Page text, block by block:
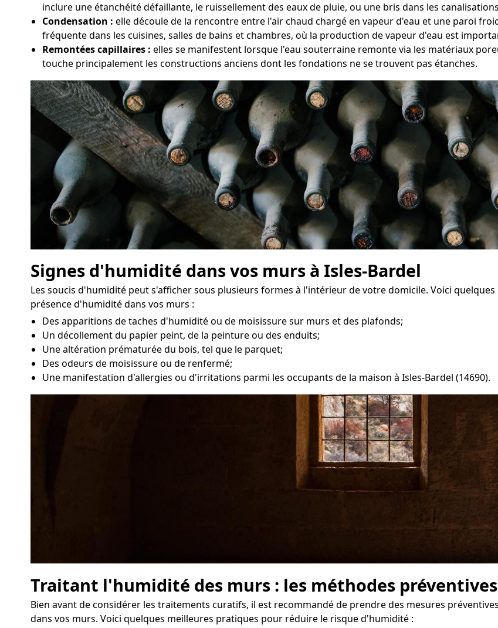
inclure une étanchéité défaillante, le ruissellement des eaux de pluie, ou une bris dans les
Condensation : elle découle de la rencontre entre l'air chaud chargé en vapeur d'eau et une paroi
fréquente dans les cuisines, salles de bains et chambres, où la production de vapeur d'eau est
Remontées capillaires : elles se manifestent lorsque l'eau souterraine remonte via les matériaux
touche principalement les constructions anciens dont les fondations ne se trouvent pas étanches.
Signes d'humidité dans vos murs à Isles-Bardel
Les soucis d'humidité peut s'afficher sous plusieurs formes à l'intérieur de votre domicile. Voici
présence d'humidité dans vos murs :
Des apparitions de taches d'humidité ou de moisissure sur murs et des plafonds;
Un décollement du papier peint, de la peinture ou des enduits;
Une altération prématurée du bois, tel que le parquet;
Des odeurs de moisissure ou de renfermé;
Une manifestation d'allergies ou d'irritations parmi les occupants de la maison à Isles-Bardel (14690).
Traitant l'humidité des murs : les méthodes
Bien avant de considérer les traitements curatifs, il est recommandé de prendre des mesures
dans vos murs. Voici quelques meilleures pratiques pour réduire le risque d'humidité :